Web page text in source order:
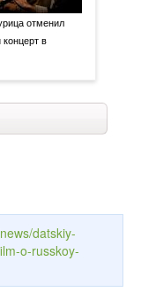
отменил
концерт в
datskiy-
o-russkoy-